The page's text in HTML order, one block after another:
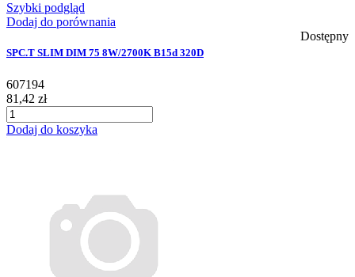
Szybki podgląd
Dodaj do porównania
Dostępny
SPC.T SLIM DIM 75 8W/2700K B15d 320D
607194
81,42 zł
Dodaj do koszyka